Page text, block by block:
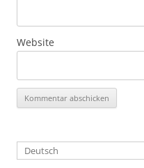
Website
Deutsch